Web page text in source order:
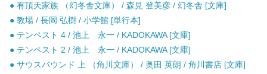
● 有頂天家族 （幻冬舎文庫） / 森見 登美彦 / 幻冬舎 [文庫]
● 教場 / 長岡 弘樹 / 小学館 [単行本]
● テンペスト 4 / 池上 永一 / KADOKAWA [文庫]
● テンペスト 2 / 池上 永一 / KADOKAWA [文庫]
● サウスバウンド 上 （角川文庫） / 奥田 英朗 / 角川書店 [文庫]